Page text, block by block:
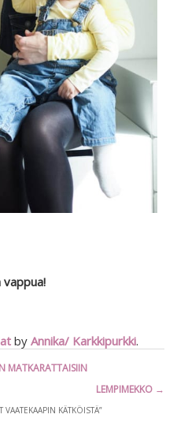
vappua!
byAnnika/ Karkkipurkki.
MATKARATTAISIIN
LEMPIMEKKO →
KÄTKÖISTÄ”